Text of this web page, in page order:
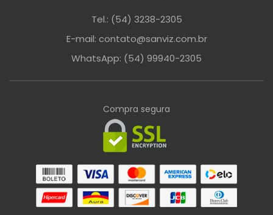
Tel.: (54) 3238-2305
E-mail: contato@sanviz.com.br
WhatsApp: (54) 99940-2305
Compra segura